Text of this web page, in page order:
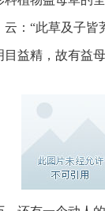
：“此草及子皆
益精，故有益